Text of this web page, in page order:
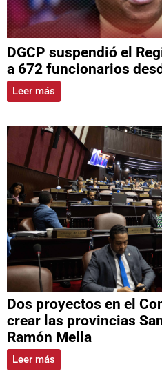
DGCP suspendió el
a 672 funcionarios
Leer más
Dos proyectos en el
crear las provincias
Ramón Mella
Leer más